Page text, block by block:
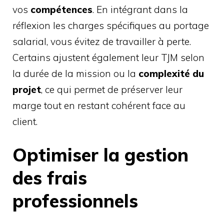
vos compétences. En intégrant dans la
réflexion les charges spécifiques au portage
salarial, vous évitez de travailler à perte.
Certains ajustent également leur TJM selon
la durée de la mission ou la complexité du
projet, ce qui permet de préserver leur
marge tout en restant cohérent face au
client.
Optimiser la gestion
des frais
professionnels